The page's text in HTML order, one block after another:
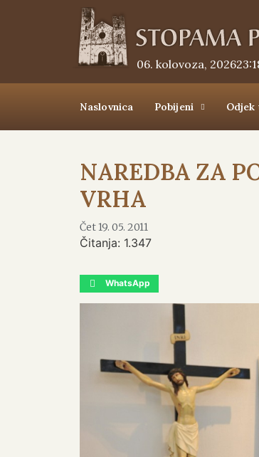
06. kolovoza, 2026.
Naslovnica Pobijeni Odjek
NAREDBA ZA
VRHA
Čet 19. 05. 2011
Čitanja: 1.347
WhatsApp